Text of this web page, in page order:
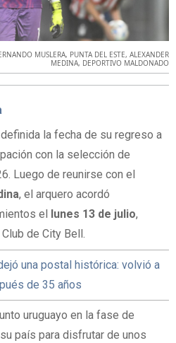
MUSLERA, PUNTA DEL ESTE, ALEXANDER
MEDINA, DEPORTIVO MALDONADO
la fecha de su regreso a
con la selección de
Luego de reunirse con el
, el arquero acordó
el
lunes 13 de julio,
de City Bell.
una postal histórica: volvió a
de 35 años
uruguayo en la fase de
país para disfrutar de unos